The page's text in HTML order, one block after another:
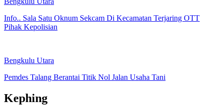
Info.. Sala Satu Oknum Sekcam Di Kecamatan Terjaring OTT
Pihak Kepolisian
Bengkulu Utara
Pemdes Talang Berantai Titik Nol Jalan Usaha Tani
Kephing